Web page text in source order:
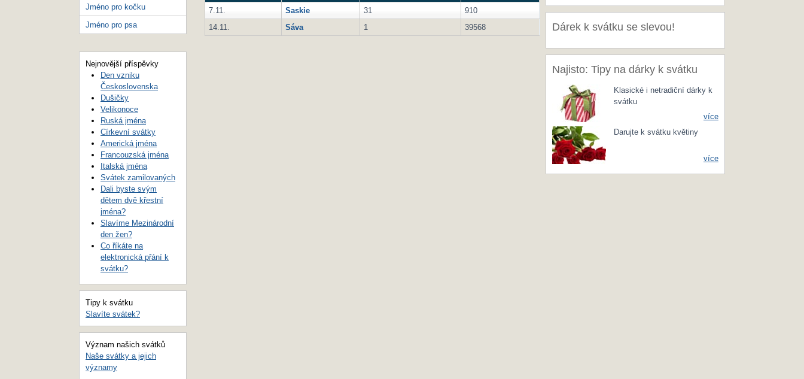
7.11.
Saskie 31
910
14.11.
Sáva 1 39568 Dárek k svátku se slevou!
Najisto: Tipy na dárky k svátku
Klasické i netradiční dárky k
svátku
více
Darujte k svátku květiny
více
Jméno pro kočku
Jméno pro psa
Nejnovější příspěvky
Den vzniku
Československa
Dušičky
Velikonoce
Ruská jména
Církevní svátky
Americká jména
Francouzská jména
Italská jména
Svátek zamilovaných
Dali byste svým
dětem dvě křestní
jména?
Slavíme Mezinárodní
den žen?
Co říkáte na
elektronická přání k
svátku?
Tipy k svátku
Slavíte svátek?
Význam našich svátků
Naše svátky a jejich
významy